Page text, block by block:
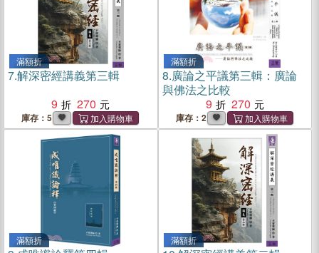
滿額折
7.解深密經講義第三輯
9
270
庫存：5
滿額折
8.廣論之平議第三輯：廣論
與佛法之比較
9
270
庫存：2
滿額折 滿額折